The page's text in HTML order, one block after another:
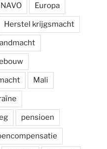
Europa
Herstel krijgsmacht
Mali
pensioen